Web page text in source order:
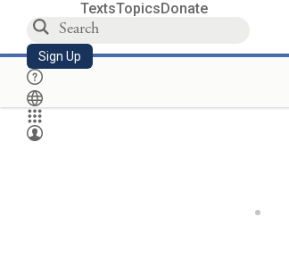
TextsTopicsDonate
Sign Up